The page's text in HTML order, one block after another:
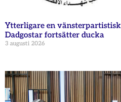
Ytterligare en
Dadgostar fortsätter ducka
3 augusti 2026